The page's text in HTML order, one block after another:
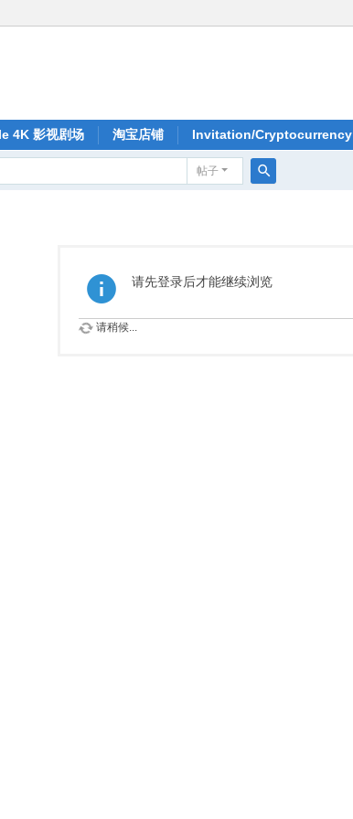
4K 影视剧场 淘宝店铺 Invitation/Cryptocurrency
帖子
请先登录后才能继续浏览
请稍候...